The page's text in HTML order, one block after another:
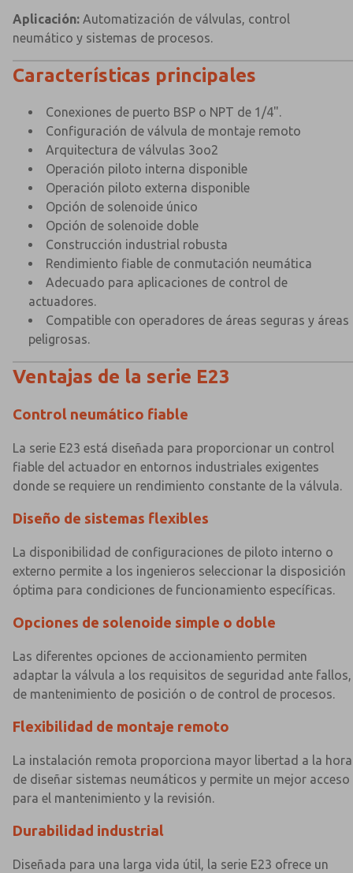
Aplicación: Automatización de válvulas, control
neumático y sistemas de procesos.
Características principales
Conexiones de puerto BSP o NPT de 1/4".
Configuración de válvula de montaje remoto
Arquitectura de válvulas 3oo2
Operación piloto interna disponible
Operación piloto externa disponible
Opción de solenoide único
Opción de solenoide doble
Construcción industrial robusta
Rendimiento fiable de conmutación neumática
Adecuado para aplicaciones de control de
actuadores.
Compatible con operadores de áreas seguras y áreas
peligrosas.
Ventajas de la serie E23
Control neumático fiable
La serie E23 está diseñada para proporcionar un control
fiable del actuador en entornos industriales exigentes
donde se requiere un rendimiento constante de la válvula.
Diseño de sistemas flexibles
La disponibilidad de configuraciones de piloto interno o
externo permite a los ingenieros seleccionar la disposición
óptima para condiciones de funcionamiento específicas.
Opciones de solenoide simple o doble
Las diferentes opciones de accionamiento permiten
adaptar la válvula a los requisitos de seguridad ante fallos,
de mantenimiento de posición o de control de procesos.
Flexibilidad de montaje remoto
La instalación remota proporciona mayor libertad a la hora
de diseñar sistemas neumáticos y permite un mejor acceso
para el mantenimiento y la revisión.
Durabilidad industrial
Diseñada para una larga vida útil, la serie E23 ofrece un